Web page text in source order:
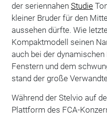
der seriennahen Studie
kleiner Bruder für den
aussehen dürfte. Wie
Kompaktmodell seinen
auch bei der
Fenstern und dem
stand der große
Während der Stelvio auf
Plattform des FCA-